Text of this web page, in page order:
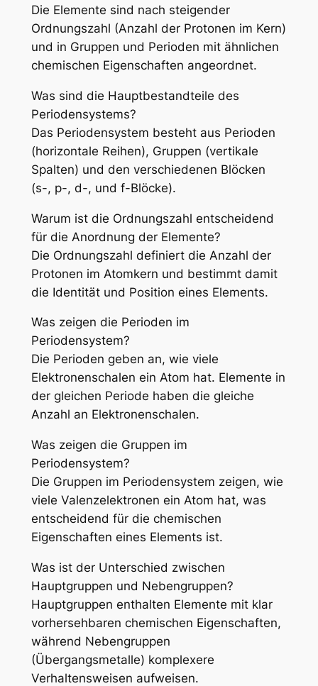
Die Elemente sind nach steigender
Ordnungszahl (Anzahl der Protonen im Kern)
und in Gruppen und Perioden mit ähnlichen
chemischen Eigenschaften angeordnet.
Was sind die Hauptbestandteile des
Periodensystems?
Das Periodensystem besteht aus Perioden
(horizontale Reihen), Gruppen (vertikale
Spalten) und den verschiedenen Blöcken
(s-, p-, d-, und f-Blöcke).
Warum ist die Ordnungszahl entscheidend
für die Anordnung der Elemente?
Die Ordnungszahl definiert die Anzahl der
Protonen im Atomkern und bestimmt damit
die Identität und Position eines Elements.
Was zeigen die Perioden im
Periodensystem?
Die Perioden geben an, wie viele
Elektronenschalen ein Atom hat. Elemente in
der gleichen Periode haben die gleiche
Anzahl an Elektronenschalen.
Was zeigen die Gruppen im
Periodensystem?
Die Gruppen im Periodensystem zeigen, wie
viele Valenzelektronen ein Atom hat, was
entscheidend für die chemischen
Eigenschaften eines Elements ist.
Was ist der Unterschied zwischen
Hauptgruppen und Nebengruppen?
Hauptgruppen enthalten Elemente mit klar
vorhersehbaren chemischen Eigenschaften,
während Nebengruppen
(Übergangsmetalle) komplexere
Verhaltensweisen aufweisen.